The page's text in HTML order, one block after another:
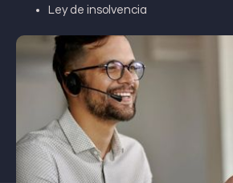
Ley de insolvencia